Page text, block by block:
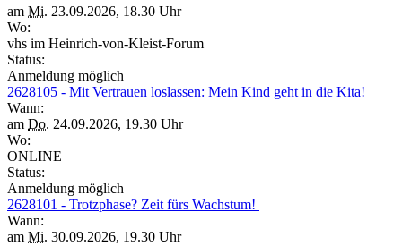
am Mi. 23.09.2026, 18.30 Uhr
Wo:
vhs im Heinrich-von-Kleist-Forum
Status:
Anmeldung möglich
2628105 - Mit Vertrauen loslassen: Mein Kind geht in die Kita!
Wann:
am Do. 24.09.2026, 19.30 Uhr
Wo:
ONLINE
Status:
Anmeldung möglich
2628101 - Trotzphase? Zeit fürs Wachstum!
Wann:
am Mi. 30.09.2026, 19.30 Uhr